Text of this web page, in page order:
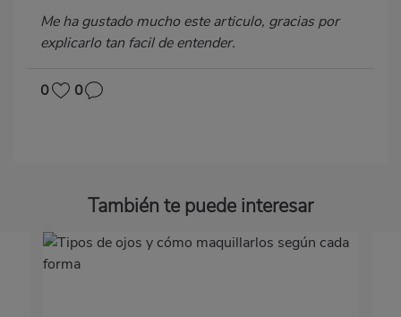
Me ha gustado mucho este articulo, gracias por
explicarlo tan facil de entender.
0 0
También te puede interesar